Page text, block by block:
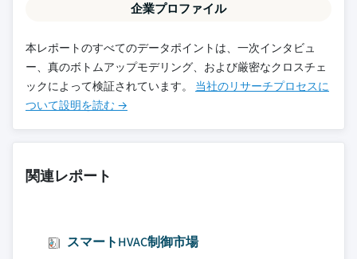
企業プロファイル
本レポートのすべてのデータポイントは、一次インタビュ
ー、真のボトムアップモデリング、および厳密なクロスチェ
ックによって検証されています。 当社のリサーチプロセスに
ついて設明を読む →
関連レポート
スマートHVAC制御市場